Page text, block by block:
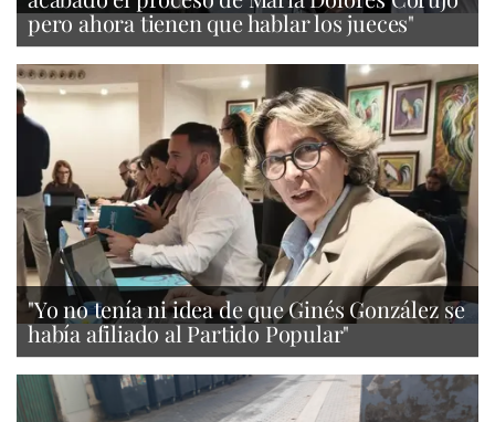
pero ahora tienen que hablar los jueces"
"Yo no tenía ni idea de que Ginés González se
había afiliado al Partido Popular"